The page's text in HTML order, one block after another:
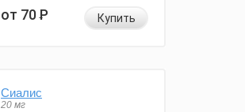
от 70Р Купить
Сиалис
20 мг